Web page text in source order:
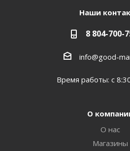
Наши
8 804-700-
info@good-
Время работы: с
О
О нас
Магазины